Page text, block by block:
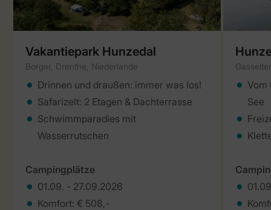
Vakantiepark Hunzedal
Borger, Drenthe, Niederlande
Drinnen und draußen: immer was los!
Safarizelt: 2 Etagen & Dachterrasse
Schwimmparadies mit
Wasserrutschen
Campingplätze
01.09. - 27.09.2026
Komfort: € 508,-
Vom
See